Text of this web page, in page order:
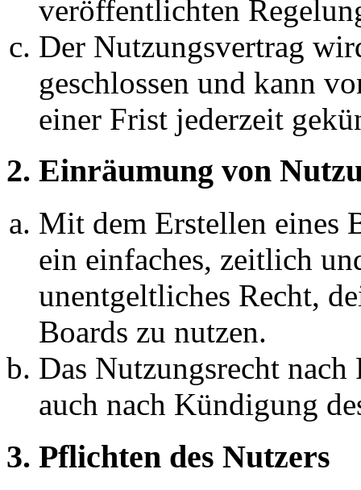
veröffentlichten
Der Nutzungsvertrag
geschlossen und kann
einer Frist jederzeit
2. Einräumung von
Mit dem Erstellen eines
ein einfaches, zeitlich
unentgeltliches Recht,
Boards zu nutzen.
Das Nutzungsrecht
auch nach Kündigung
3. Pflichten des Nutzers